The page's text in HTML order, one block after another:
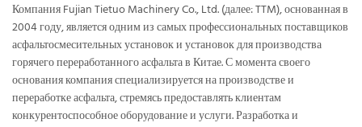
Компания Fujian Tietuo Machinery Co., Ltd. (далее: TTM), основанная в
2004 году, является одним из самых профессиональных поставщиков
асфальтосмесительных установок и установок для производства
горячего переработанного асфальта в Китае. С момента своего
основания компания специализируется на производстве и
переработке асфальта, стремясь предоставлять клиентам
конкурентоспособное оборудование и услуги. Разработка и